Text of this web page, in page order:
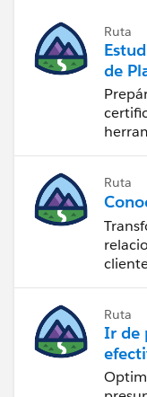
Ruta
de
Ruta
Ruta
Ir de
CPQ